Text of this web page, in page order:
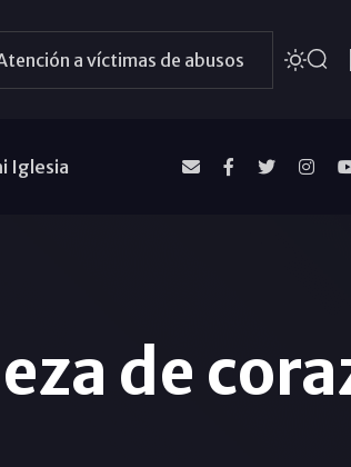
a víctimas de abusos
Iglesia
de